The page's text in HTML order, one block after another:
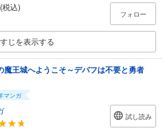
税込)
フォロー
じを表示する
魔王城へようこそ～デバフは不要と勇者
マンガ
試し読み